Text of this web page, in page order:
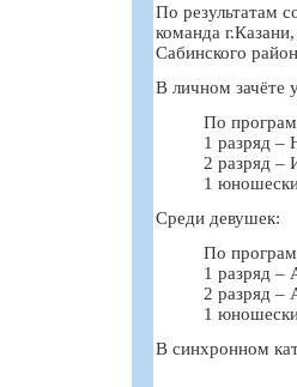
По результатам
команда
Сабинского
В личном зачёте
По
1 разряд –
2 разряд –
1
Среди девушек:
По
1 разряд –
2 разряд –
1
В синхронном